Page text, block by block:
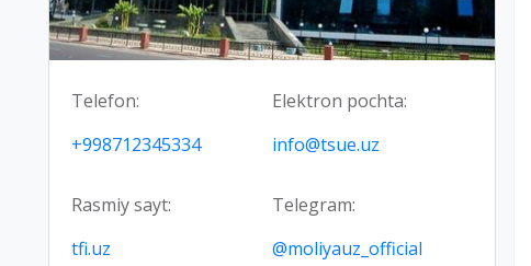
Telefon:
+998712345334
Elektron pochta:
info@tsue.uz
Rasmiy sayt:
tfi.uz
Telegram:
@moliyauz_official